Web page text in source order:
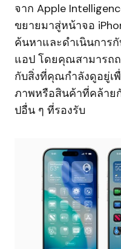
จาก Apple
ขยายมาสู่หน้าจอ
ค้นหาและดำเนินการ
แอป โดยคุณสามารถถ
กับสิ่งที่คุณกำลังดูอยู่เ
ภาพหรือสินค้าที่คล้าย
ปอื่น ๆ ที่รองรับ